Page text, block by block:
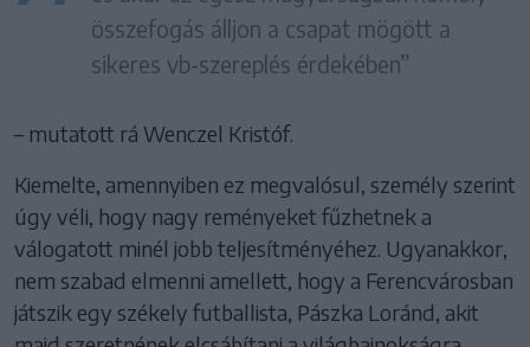
összefogás álljon a csapat mögött a
sikeres vb-szereplés érdekében”
– mutatott rá Wenczel Kristóf.
Kiemelte, amennyiben ez megvalósul, személy szerint
úgy véli, hogy nagy reményeket fűzhetnek a
válogatott minél jobb teljesítményéhez. Ugyanakkor,
nem szabad elmenni amellett, hogy a Ferencvárosban
játszik egy székely futballista, Pászka Loránd, akit